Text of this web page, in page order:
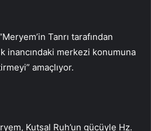
Tanrı tarafından
inancındaki merkezi konumuna
amaçlıyor.
Kutsal Ruh’un gücüyle Hz.